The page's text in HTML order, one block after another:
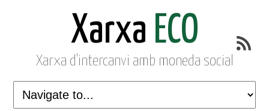
Xarxa ECO
Xarxa d'intercanvi amb moneda social